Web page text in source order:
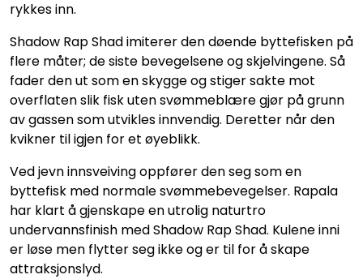
rykkes inn.
Shadow Rap Shad imiterer den døende byttefisken på
flere måter; de siste bevegelsene og skjelvingene. Så
fader den ut som en skygge og stiger sakte mot
overflaten slik fisk uten svømmeblære gjør på grunn
av gassen som utvikles innvendig. Deretter når den
kvikner til igjen for et øyeblikk.
Ved jevn innsveiving oppfører den seg som en
byttefisk med normale svømmebevegelser. Rapala
har klart å gjenskape en utrolig naturtro
undervannsfinish med Shadow Rap Shad. Kulene inni
er løse men flytter seg ikke og er til for å skape
attraksjonslyd.